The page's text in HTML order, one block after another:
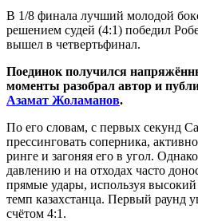
В 1/8 финала лучший молодой
решением судей (4:1) победил
вышел в четвертьфинал.
Поединок получился
моменты разобрал автор и
Азамат Жоламанов.
По его словам, с первых секунд
прессинговать соперника,
ринге и загоняя его в угол.
давлению и на отходах часто
прямые удары, используя
темп казахстанца. Первый раунд
счётом 4:1.